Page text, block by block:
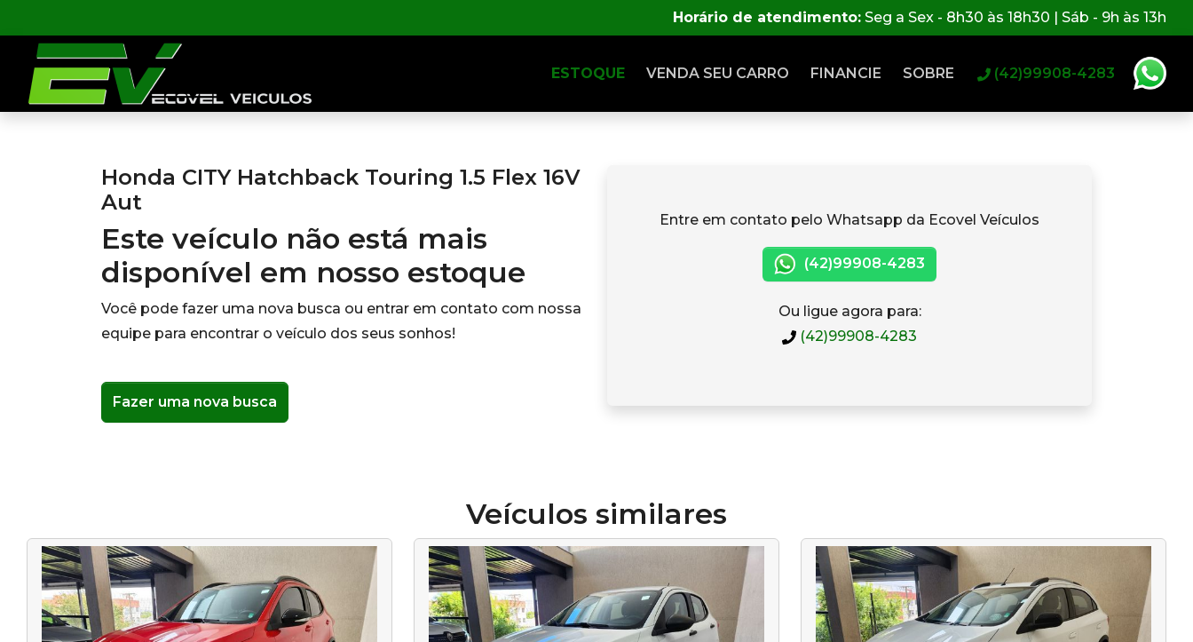
Horário de atendimento: Seg a Sex - 8h30 às 18h30 | Sáb - 9h às 13h
ESTOQUE VENDA SEU CARRO FINANCIE SOBRE (42)99908-4283
Honda CITY Hatchback Touring 1.5 Flex 16V
Aut
Este veículo não está mais
disponível em nosso estoque
Você pode fazer uma nova busca ou entrar em contato com nossa
equipe para encontrar o veículo dos seus sonhos!
Fazer uma nova busca
Entre em contato pelo Whatsapp da Ecovel Veículos
(42)99908-4283
Ou ligue agora para:
(42)99908-4283
Veículos similares